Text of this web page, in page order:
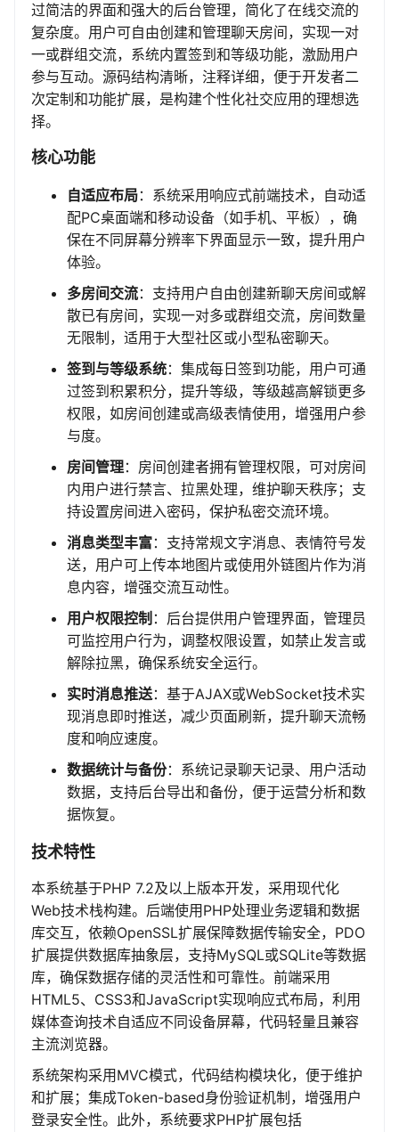
过简洁的界面和强大的后台管理，简化了在线交流的
复杂度。用户可自由创建和管理聊天房间，实现一对
一或群组交流，系统内置签到和等级功能，激励用户
参与互动。源码结构清晰，注释详细，便于开发者二
次定制和功能扩展，是构建个性化社交应用的理想选
择。
核心功能
自适应布局：系统采用响应式前端技术，自动适
配PC桌面端和移动设备（如手机、平板），确
保在不同屏幕分辨率下界面显示一致，提升用户
体验。
多房间交流：支持用户自由创建新聊天房间或解
散已有房间，实现一对多或群组交流，房间数量
无限制，适用于大型社区或小型私密聊天。
签到与等级系统：集成每日签到功能，用户可通
过签到积累积分，提升等级，等级越高解锁更多
权限，如房间创建或高级表情使用，增强用户参
与度。
房间管理：房间创建者拥有管理权限，可对房间
内用户进行禁言、拉黑处理，维护聊天秩序；支
持设置房间进入密码，保护私密交流环境。
消息类型丰富：支持常规文字消息、表情符号发
送，用户可上传本地图片或使用外链图片作为消
息内容，增强交流互动性。
用户权限控制 ：后台提供用户管理界面，管理员
可监控用户行为，调整权限设置，如禁止发言或
解除拉黑，确保系统安全运行。
实时消息推送：基于AJAX或WebSocket技术实
现消息即时推送，减少页面刷新，提升聊天流畅
度和响应速度。
数据统计与备份：系统记录聊天记录、用户活动
数据，支持后台导出和备份，便于运营分析和数
据恢复。
技术特性
本系统基于PHP 7.2及以上版本开发，采用现代化
Web技术栈构建。后端使用PHP处理业务逻辑和数据
库交互，依赖OpenSSL扩展保障数据传输安全，PDO
扩展提供数据库抽象层，支持MySQL或SQLite等数据
库，确保数据存储的灵活性和可靠性。前端采用
HTML5、CSS3和JavaScript实现响应式布局，利用
媒体查询技术自适应不同设备屏幕，代码轻量且兼容
主流浏览器。
系统架构采用MVC模式，代码结构模块化，便于维护
和扩展；集成Token-based身份验证机制，增强用户
登录安全性。此外，系统要求PHP扩展包括